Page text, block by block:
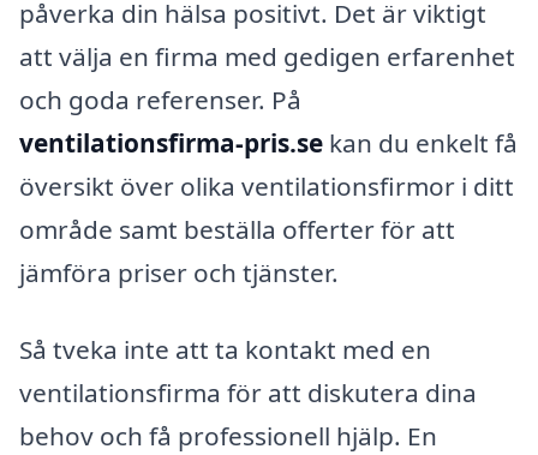
påverka din hälsa positivt. Det är viktigt
att välja en firma med gedigen erfarenhet
och goda referenser. På
ventilationsfirma-pris.se kan du enkelt få
översikt över olika ventilationsfirmor i ditt
område samt beställa offerter för att
jämföra priser och tjänster.
Så tveka inte att ta kontakt med en
ventilationsfirma för att diskutera dina
behov och få professionell hjälp. En